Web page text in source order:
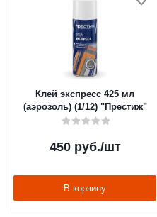
Клей экспресс 425 мл
(аэрозоль) (1/12) "Престиж"
450руб./шт
В корзину